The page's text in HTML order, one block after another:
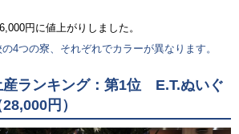
円に値上がりしました。
4つの寮、それぞれでカラーが異なります。
産ランキング：第1位 E.T.ぬいぐ
円）